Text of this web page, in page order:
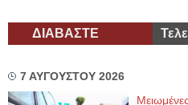
ΔΙΑΒΑΣΤΕ
7 ΑΥΓΟΥΣΤΟΥ 2026